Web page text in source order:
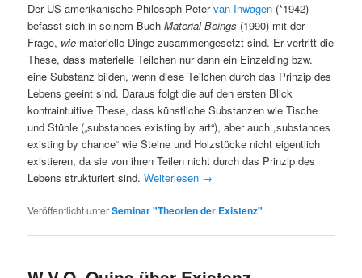
Der US-amerikanische Philosoph Petervan Inwagen (*1942)
befasst sich in seinem BuchMaterial Beings (1990) mit der
Frage, wie materielle Dinge zusammengesetzt sind. Er vertritt die
These, dass materielle Teilchen nur dann ein Einzelding bzw.
eine Substanz bilden, wenn diese Teilchen durch das Prinzip des
Lebens geeint sind. Daraus folgt die auf den ersten Blick
kontraintuitive These, dass künstliche Substanzen wie Tische
und Stühle („substances existing by art“), aber auch „substances
existing by chance“ wie Steine und Holzstücke nicht eigentlich
existieren, da sie von ihren Teilen nicht durch das Prinzip des
Lebens strukturiert sind.Weiterlesen →
Veröffentlicht unterSeminar "Theorien der Existenz"